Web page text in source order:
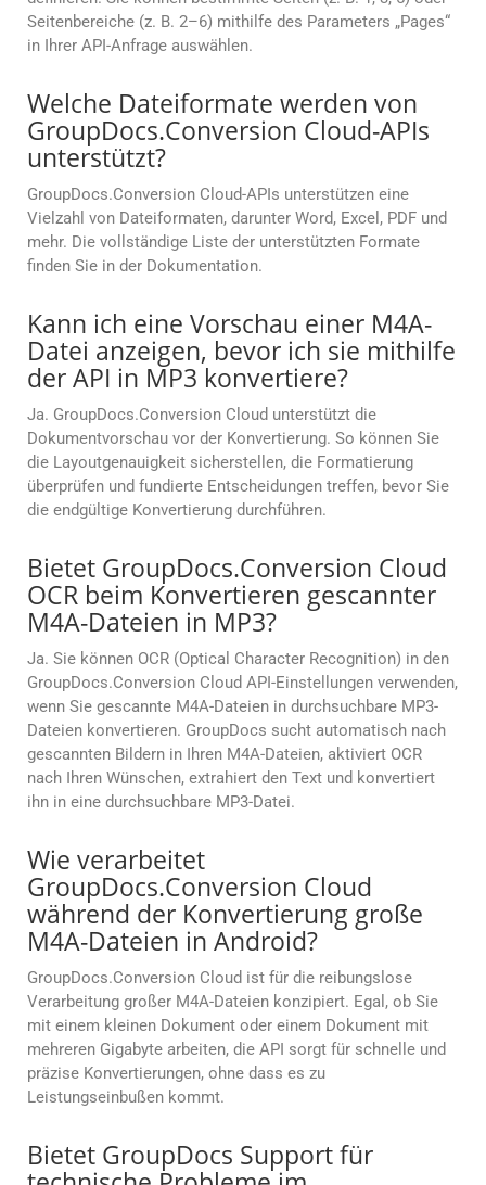
Seitenbereiche (z. B. 2–6) mithilfe des Parameters „Pages“
in Ihrer API-Anfrage auswählen.
Welche Dateiformate werden von
GroupDocs.Conversion Cloud-APIs
unterstützt?
GroupDocs.Conversion Cloud-APIs unterstützen eine
Vielzahl von Dateiformaten, darunter Word, Excel, PDF und
mehr. Die vollständige Liste der unterstützten Formate
finden Sie in der Dokumentation.
Kann ich eine Vorschau einer M4A-
Datei anzeigen, bevor ich sie mithilfe
der API in MP3 konvertiere?
Ja. GroupDocs.Conversion Cloud unterstützt die
Dokumentvorschau vor der Konvertierung. So können Sie
die Layoutgenauigkeit sicherstellen, die Formatierung
überprüfen und fundierte Entscheidungen treffen, bevor Sie
die endgültige Konvertierung durchführen.
Bietet GroupDocs.Conversion Cloud
OCR beim Konvertieren gescannter
M4A-Dateien in MP3?
Ja. Sie können OCR (Optical Character Recognition) in den
GroupDocs.Conversion Cloud API-Einstellungen verwenden,
wenn Sie gescannte M4A-Dateien in durchsuchbare MP3-
Dateien konvertieren. GroupDocs sucht automatisch nach
gescannten Bildern in Ihren M4A-Dateien, aktiviert OCR
nach Ihren Wünschen, extrahiert den Text und konvertiert
ihn in eine durchsuchbare MP3-Datei.
Wie verarbeitet
GroupDocs.Conversion Cloud
während der Konvertierung große
M4A-Dateien in Android?
GroupDocs.Conversion Cloud ist für die reibungslose
Verarbeitung großer M4A-Dateien konzipiert. Egal, ob Sie
mit einem kleinen Dokument oder einem Dokument mit
mehreren Gigabyte arbeiten, die API sorgt für schnelle und
präzise Konvertierungen, ohne dass es zu
Leistungseinbußen kommt.
Bietet GroupDocs Support für